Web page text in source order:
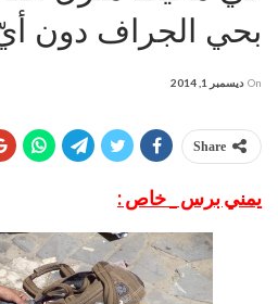
بحي الجراف دون
On ديسمبر 1, 2014
Share
يمني برس _ خاص :